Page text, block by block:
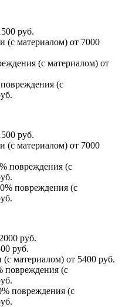
руб.
(с материалом) от 7000
(с материалом) от
(с
руб.
(с материалом) от 7000
повреждения (с
повреждения (с
руб.
руб.
материалом) от 5400 руб.
повреждения (с
повреждения (с